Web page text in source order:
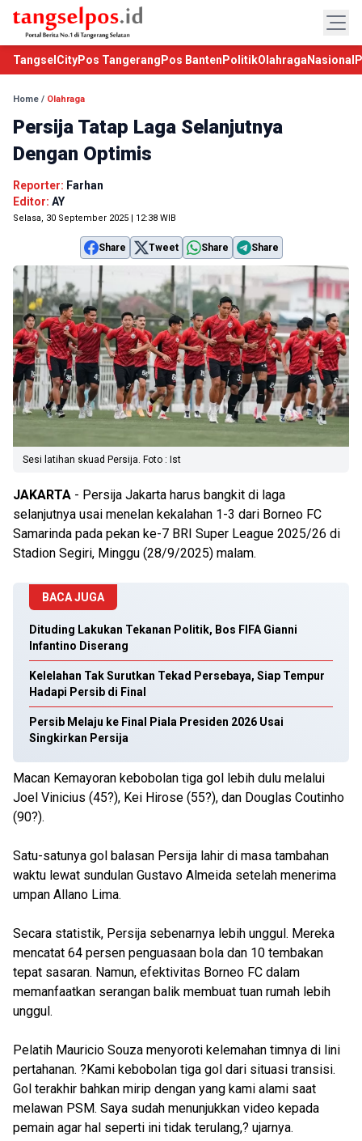
TangselCityPos Tangerang Pos Banten PolitikOlahraga Nasional
Home / Olahraga
Persija Tatap Laga Selanjutnya
Dengan Optimis
Reporter: Farhan
Editor: AY
Selasa, 30 September 2025 | 12:38 WIB
Share Tweet Share Share
Sesi latihan skuad Persija. Foto : Ist
JAKARTA - Persija Jakarta harus bangkit di laga
selanjutnya usai menelan kekalahan 1-3 dari Borneo FC
Samarinda pada pekan ke-7 BRI Super League 2025/26 di
Stadion Segiri, Minggu (28/9/2025) malam.
BACA JUGA
Dituding Lakukan Tekanan Politik, Bos FIFA Gianni
Infantino Diserang
Kelelahan Tak Surutkan Tekad Persebaya, Siap Tempur
Hadapi Persib di Final
Persib Melaju ke Final Piala Presiden 2026 Usai
Singkirkan Persija
Macan Kemayoran kebobolan tiga gol lebih dulu melalui
Joel Vinicius (45?), Kei Hirose (55?), dan Douglas Coutinho
(90?).
Satu-satunya gol balasan Persija lahir di masa tambahan
waktu lewat sundulan Gustavo Almeida setelah menerima
umpan Allano Lima.
Secara statistik, Persija sebenarnya lebih unggul. Mereka
mencatat 64 persen penguasaan bola dan 10 tembakan
tepat sasaran. Namun, efektivitas Borneo FC dalam
memanfaatkan serangan balik membuat tuan rumah lebih
unggul.
Pelatih Mauricio Souza menyoroti kelemahan timnya di lini
pertahanan. ?Kami kebobolan tiga gol dari situasi transisi.
Gol terakhir bahkan mirip dengan yang kami alami saat
melawan PSM. Saya sudah menunjukkan video kepada
pemain agar hal seperti ini tidak terulang,? ujarnya.